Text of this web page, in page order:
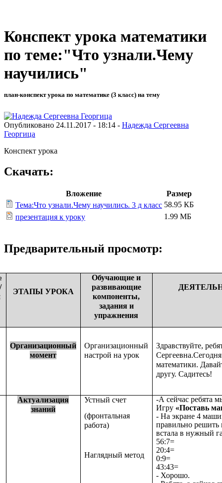
Конспект урока математики
по теме:"Что узнали.Чему
научились"
план-конспект урока по математике (3 класс) на тему
Опубликовано 24.11.2017 - 18:14 - Надежда Сергеевна
Георгица
Конспект урока
Скачать:
Вложение
Размер
Тема:Что узнали.Чему научились. 3 д класс 58.95 КБ
презентация к уроку
1.99 МБ
Предварительный просмотр:
ЭТАПЫ УРОКА
Обучающие и
развивающие
компоненты,
задания и
упражнения
Организационный
момент
Организационный
настрой на урок
Здравствуйте,
математики.
другу. Садитесь!
Актуализация
знаний
Устный счет
(фронтальная
работа)
Наглядный метод
-А сейчас ребята
Игру «Поставь
- На экране 4
правильно
встала в нужный
56:7=
20:4=
0:9=
43:43=
- Хорошо.